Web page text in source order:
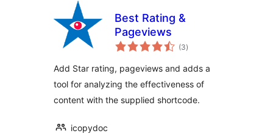
Best Rating &
Pageviews
(3कुल
रेटिङ्गहरू
)
Add Star rating, pageviews and adds a
tool for analyzing the effectiveness of
content with the supplied shortcode.
icopydoc